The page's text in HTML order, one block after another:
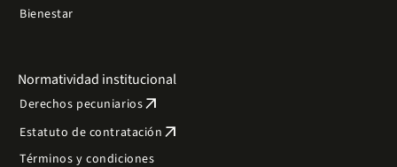
Bienestar
Normatividad institucional
Derechos pecuniariosarrow_outward
Estatuto de contratación arrow_outward
Términos y condiciones